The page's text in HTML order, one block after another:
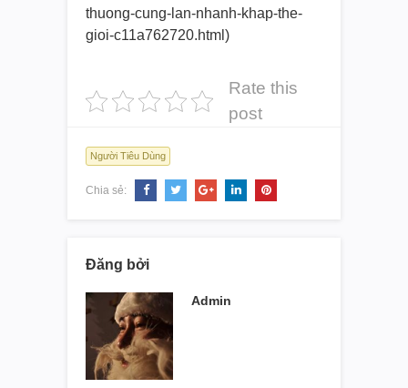
thuong-cung-lan-nhanh-khap-the-
gioi-c11a762720.html)
Rate this
post
Người Tiêu Dùng
Chia sẻ:
Đăng bởi
Admin